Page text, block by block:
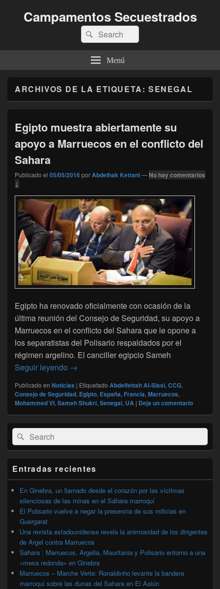
Campamentos Secuestrados
Buscar
por:
Buscar
Menú
ARCHIVOS DE LA ETIQUETA:SENEGAL
Egipto muestra abiertamente su
apoyo a Marruecos en el conflicto del
Sahara
Publicado el 05/05/2016porAbdelhak Kettani— No hay comentarios
↓
Egipto ha renovado oficialmente con ocasión de la
última reunión del Consejo de Seguridad, su apoyo a
Marruecos en el conflicto del Sahara que le opone a
los separatistas del Polisario respaldados por el
régimen argelino. El canciller egipcio Sameh
Seguir leyendo Egipto muestra abiertamente su apoyo a
→
Publicado en Noticias | Etiquetado Abdelfettah Al-Sissi,CCG,
Consejo de Seguridad, Egipto, España, Francia,Marruecos,
Mohammed VI,Sameh Shukri,Senegal, UA | Deja un comentario
El
área
de
lateral
primaria
Buscar
por:
Buscar
Entradas recientes
En Ginebra, un llamado desde el corazón por las víctimas
silenciosas de las minas en el Sáhara marroquí
El Polisario vuelve a negar la presencia de sus milicias en
Guergarat
Una revista estadounidense revela la animosidad de los dirigentes
de Argel contra Marruecos
Sahara : Marruecos, Argelia, Mauritania y Polisario entorno a una
«mesa redonda» en Ginebra
Marruecos – Marche Verte: Ronaldinho levante la bandera
marroquí sobre las dunas del Sahara en El Aaiún